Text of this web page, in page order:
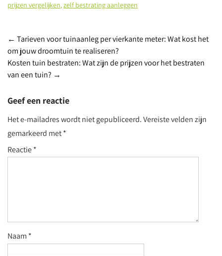
prijzen vergelijken,zelf bestrating aanleggen
Berichtnavigatie
← Tarieven voor tuinaanleg per vierkante meter: Wat kost het
om jouw droomtuin te realiseren?
Kosten tuin bestraten: Wat zijn de prijzen voor het bestraten
van een tuin? →
Geef een reactie
Het e-mailadres wordt niet gepubliceerd.Vereiste velden zijn
gemarkeerd met*
Reactie*
Naam *